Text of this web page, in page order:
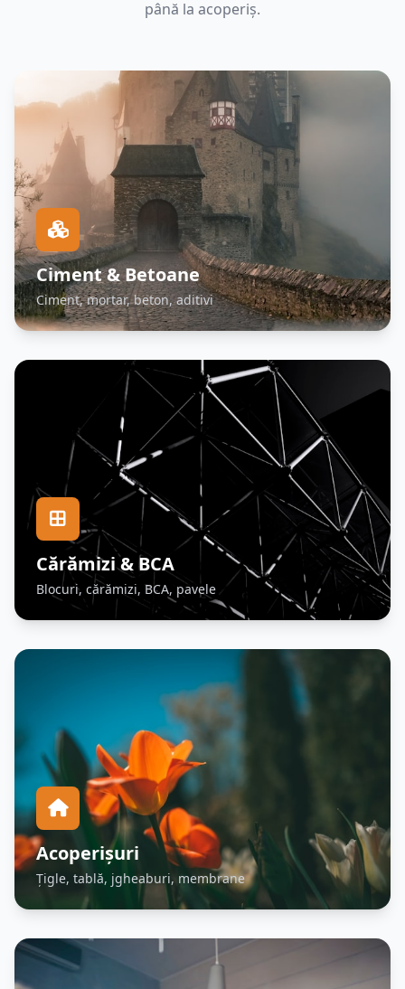
până la acoperiș.
Ciment & Betoane
Ciment, mortar, beton, aditivi
Cărămizi & BCA
Blocuri, cărămizi, BCA, pavele
Acoperișuri
Țigle, tablă, jgheaburi, membrane